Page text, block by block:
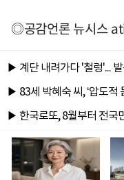
◎공감언론 뉴시스